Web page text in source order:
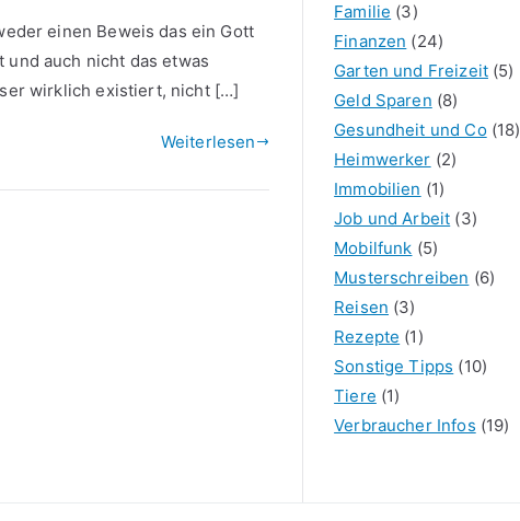
einen Beweis das ein Gott
auch nicht das etwas
wirklich existiert, nicht […]
Weiterlesen
Familie (3)
Finanzen (24)
Garten und Freizeit(5)
Geld Sparen (8)
Gesundheit und Co(18)
Heimwerker (2)
Immobilien (1)
Job und Arbeit (3)
Mobilfunk (5)
Musterschreiben (6)
Reisen (3)
Rezepte (1)
Sonstige Tipps (10)
Tiere (1)
Verbraucher Infos (19)